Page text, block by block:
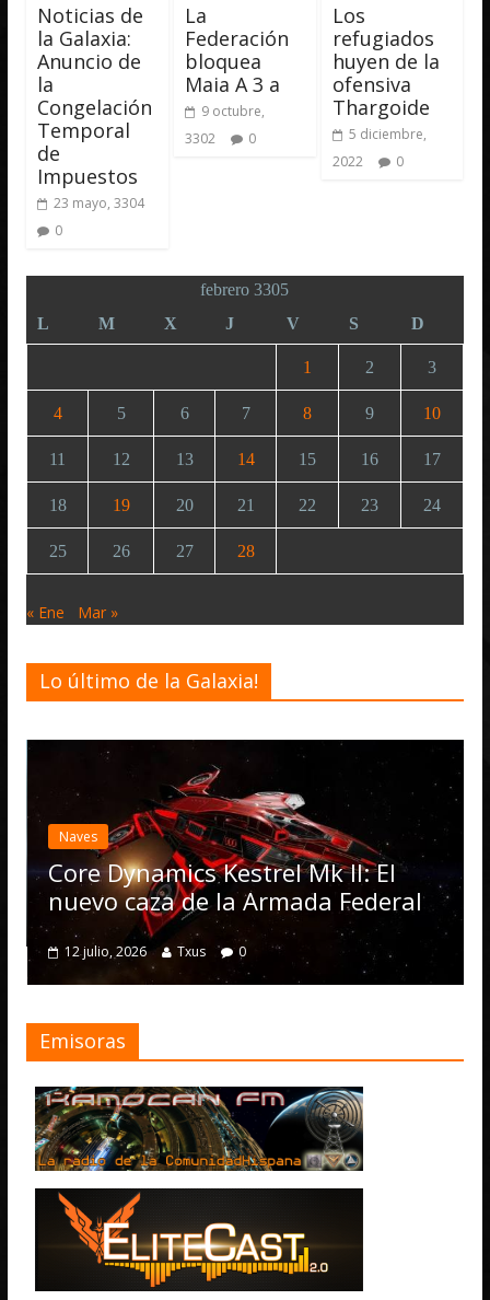
Noticias de
la Galaxia:
Anuncio de
la
Congelación
Temporal
de
Impuestos
23 mayo, 3304
0
La
Federación
bloquea
Maia A 3 a
9 octubre,
3302
0
Los
refugiados
huyen de la
ofensiva
Thargoide
5 diciembre,
2022
0
febrero 3305
L
M X J V S D
1 2 3
4 5 6 7 8 9 10
11 12 13 14 15 16 17
18 19 20 21 22 23 24
25 26 27 28
« Ene Mar »
Lo último de la Galaxia!
Mk II: El
Federal
Elite Dangerous
actualización 4.4.0:
Operations, el
numerosas mejoras
4 julio, 2026 Txus
Emisoras